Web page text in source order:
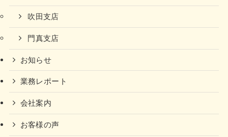
吹田支店
門真支店
お知らせ
業務レポート
会社案内
お客様の声